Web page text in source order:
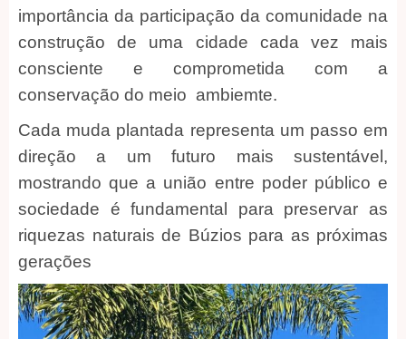
importância da participação da comunidade na
construção de uma cidade cada vez mais
consciente e comprometida com a
conservação do meio ambiemte.
Cada muda plantada representa um passo em
direção a um futuro mais sustentável,
mostrando que a união entre poder público e
sociedade é fundamental para preservar as
riquezas naturais de Búzios para as próximas
gerações